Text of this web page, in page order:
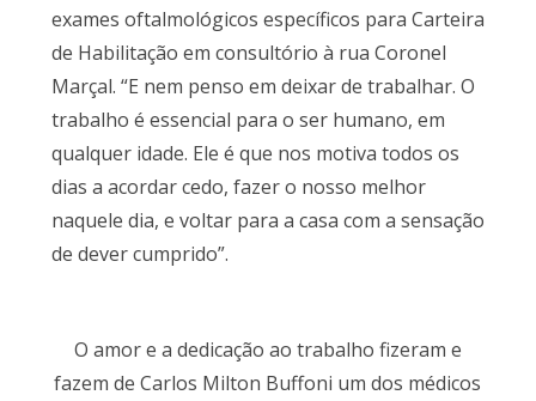
exames oftalmológicos específicos para Carteira
de Habilitação em consultório à rua Coronel
Marçal. “E nem penso em deixar de trabalhar. O
trabalho é essencial para o ser humano, em
qualquer idade. Ele é que nos motiva todos os
dias a acordar cedo, fazer o nosso melhor
naquele dia, e voltar para a casa com a sensação
de dever cumprido”.
O amor e a dedicação ao trabalho fizeram e
fazem de Carlos Milton Buffoni um dos médicos